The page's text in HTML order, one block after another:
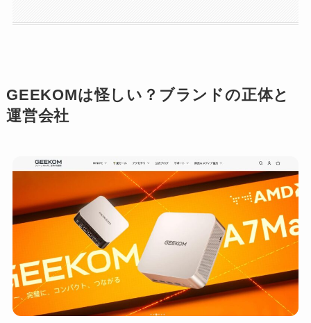
GEEKOMは怪しい？ブランドの正体と
運営会社